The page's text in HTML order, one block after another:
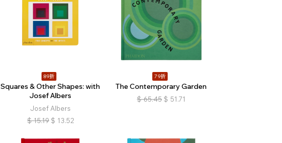
89折
Squares & Other Shapes: with
Josef Albers
Josef Albers
$ 15.19 $ 13.52
79折
The Contemporary Garden
$ 65.45 $ 51.71